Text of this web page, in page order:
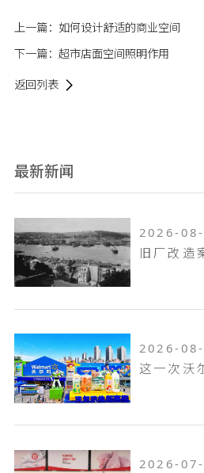
上一篇： 如何设计舒适的商业空间
下一篇： 超市店面空间照明作用
返回列表
最新新闻
2026-
旧厂改造
2026-
2026-